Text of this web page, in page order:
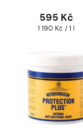
595 Kč
Měrná
1 190 Kč / 1 l